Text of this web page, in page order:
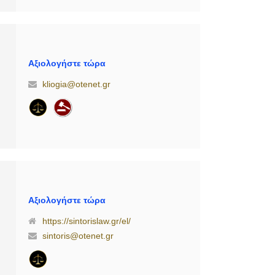
Αξιολογήστε τώρα
kliogia@otenet.gr
Αξιολογήστε τώρα
https://sintorislaw.gr/el/
sintoris@otenet.gr